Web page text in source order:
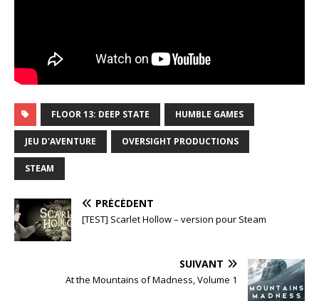
FLOOR 13: DEEP STATE HUMBLE GAMES
JEU D'AVENTURE OVERSIGHT PRODUCTIONS
STEAM
PRÉCÉDENT
[TEST] Scarlet Hollow – version pour Steam
SUIVANT
At the Mountains of Madness, Volume 1